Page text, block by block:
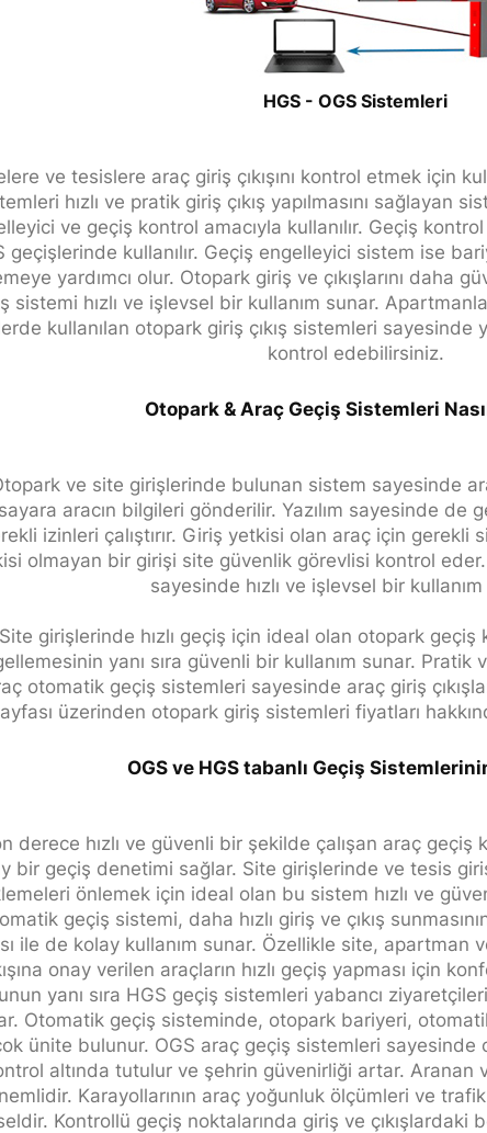
HGS - OGS Sistemleri
ve tesislere araç giriş çıkışını kontrol etmek için
hızlı ve pratik giriş çıkış yapılmasını sağlayan
ve geçiş kontrol amacıyla kullanılır. Geçiş
geçişlerinde kullanılır. Geçiş engelleyici sistem ise
yardımcı olur. Otopark giriş ve çıkışlarını daha
sistemi hızlı ve işlevsel bir kullanım sunar.
kullanılan otopark giriş çıkış sistemleri sayesinde
kontrol edebilirsiniz.
Otopark & Araç Geçiş Sistemleri
ve site girişlerinde bulunan sistem sayesinde
aracın bilgileri gönderilir. Yazılım sayesinde de
izinleri çalıştırır. Giriş yetkisi olan araç için gerekli
olmayan bir girişi site güvenlik görevlisi kontrol
sayesinde hızlı ve işlevsel bir kullanım
Site girişlerinde hızlı geçiş için ideal olan otopark geçiş
yanı sıra güvenli bir kullanım sunar. Pratik
otomatik geçiş sistemleri sayesinde araç giriş
üzerinden otopark giriş sistemleri fiyatları
OGS ve HGS tabanlı Geçiş
derece hızlı ve güvenli bir şekilde çalışan araç
bir geçiş denetimi sağlar. Site girişlerinde ve tesis
önlemek için ideal olan bu sistem hızlı ve
geçiş sistemi, daha hızlı giriş ve çıkış
ile de kolay kullanım sunar. Özellikle site, apartman
onay verilen araçların hızlı geçiş yapması için
yanı sıra HGS geçiş sistemleri yabancı
Otomatik geçiş sisteminde, otopark bariyeri,
ünite bulunur. OGS araç geçiş sistemleri sayesinde
altında tutulur ve şehrin güvenirliği artar. Aranan
Karayollarının araç yoğunluk ölçümleri ve
Kontrollü geçiş noktalarında giriş ve çıkışlardaki